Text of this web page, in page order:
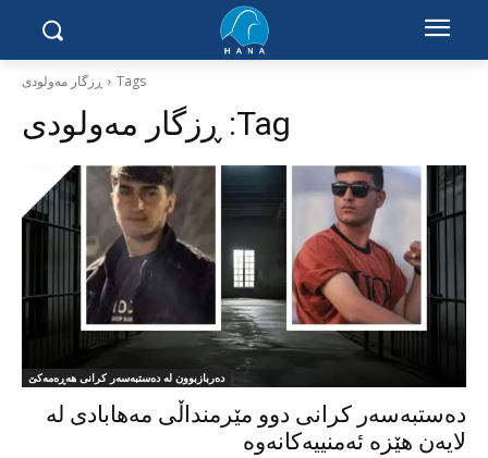
Tags ڕزگار مەولودی
Tag: ڕزگار مەولودی
دەربازبوون لە دەستبەسەر کرانی هەڕەمەکێ
دەستبەسەر کرانی دوو مێرمنداڵی مەهابادی لە
لایەن هێزە ئەمنییەکانەوە